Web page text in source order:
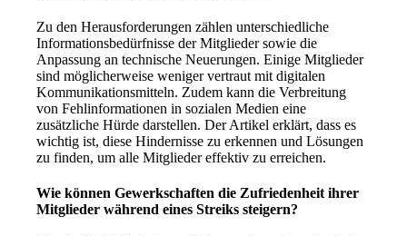
Zu den Herausforderungen zählen unterschiedliche
Informationsbedürfnisse der Mitglieder sowie die
Anpassung an technische Neuerungen. Einige Mitglieder
sind möglicherweise weniger vertraut mit digitalen
Kommunikationsmitteln. Zudem kann die Verbreitung
von Fehlinformationen in sozialen Medien eine
zusätzliche Hürde darstellen. Der Artikel erklärt, dass es
wichtig ist, diese Hindernisse zu erkennen und Lösungen
zu finden, um alle Mitglieder effektiv zu erreichen.
Wie können Gewerkschaften die Zufriedenheit ihrer
Mitglieder während eines Streiks steigern?